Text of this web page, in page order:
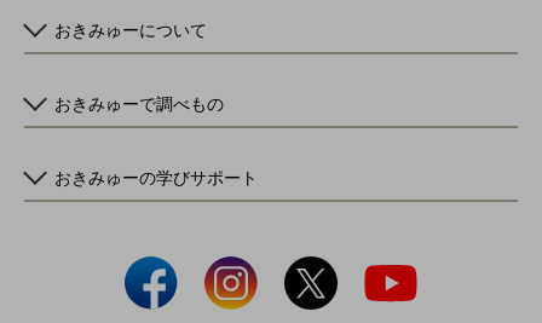
おきみゅーについて
おきみゅーで調べもの
おきみゅーの学びサポート